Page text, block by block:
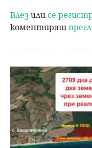
Влезили се
коментираш